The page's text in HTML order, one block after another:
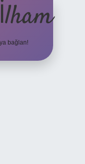
bağlan!